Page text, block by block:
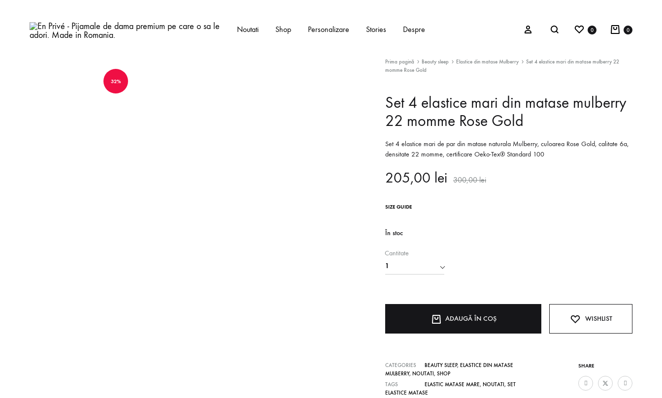
Noutati Shop
ATHLEISURE
Seturi modelatoare
Salopete modelatoare
Personalizare Stories Despre Sign in
Search
Wishlist
0 Cart
0
32%
Prima pagină Beauty sleep Elastice din matase Mulberry
Set 4 elastice mari din matase mulberry 22
momme Rose Gold
Set 4 elastice mari din matase mulberry
22 momme Rose Gold
Set 4 elastice mari de par din matase naturala Mulberry, culoarea Rose Gold, calitate 6a,
densitate 22 momme, certificare Oeko-Tex® Standard 100
205,00 lei 300,00lei
SIZE GUIDE
În stoc
Cantitate
ADAUGĂ ÎN COȘ WISHLIST
SHARE
CATEGORIES BEAUTY SLEEP, ELASTICE DIN MATASE
MULBERRY, NOUTATI, SHOP
TAGS
ELASTIC MATASE MARE, NOUTATI, SET
ELASTICE MATASE